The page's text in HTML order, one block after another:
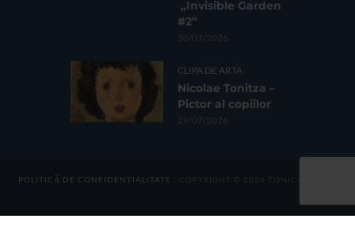
„Invisible Garden
#2”
30/07/2026
CLIPA DE ARTA
Nicolae Tonitza –
Pictor al copiilor
29/07/2026
POLITICĂ DE CONFIDENȚIALITATE | COPYRIGHT © 2026 TONICA GROUP